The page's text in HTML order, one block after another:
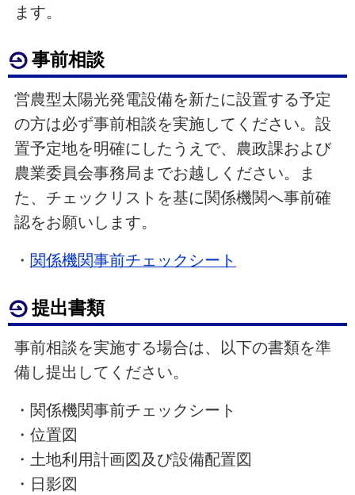
ます。
事前相談
営農型太陽光発電設備を新たに設置する予定
の方は必ず事前相談を実施してください。設
置予定地を明確にしたうえで、農政課および
農業委員会事務局までお越しください。ま
た、チェックリストを基に関係機関へ事前確
認をお願いします。
・ 関係機関事前チェックシート
提出書類
事前相談を実施する場合は、以下の書類を準
備し提出してください。
・関係機関事前チェックシート
・位置図
・土地利用計画図及び設備配置図
・日影図